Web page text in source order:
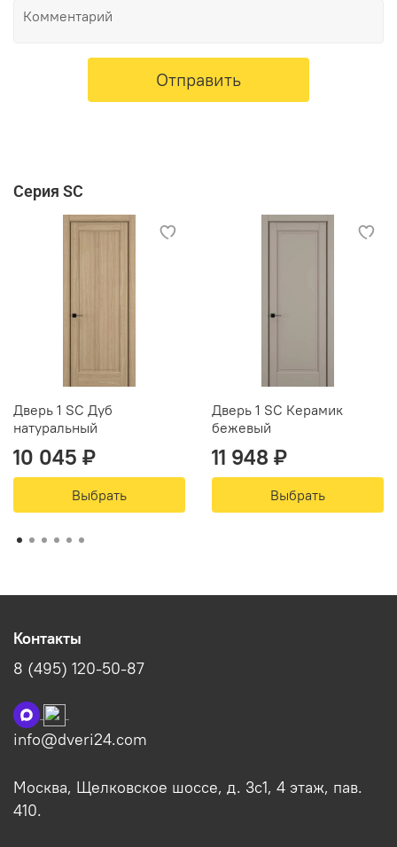
Отправить
Серия SC
Дверь 1 SC Дуб
натуральный
10 045 ₽
Выбрать
Дверь 1 SC Керамик
бежевый
11 948 ₽
Выбрать
Контакты
8 (495) 120-50-87
info@dveri24.com
Москва, Щелковское шоссе, д. 3с1, 4 этаж, пав.
410.